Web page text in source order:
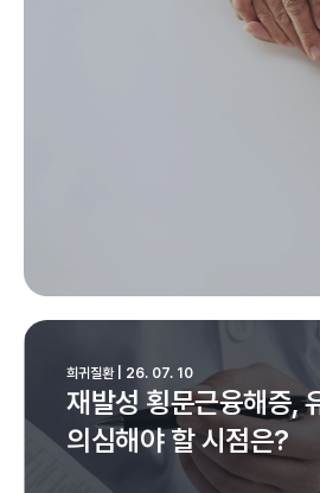
재발성 횡문근융해증,
의심해야 할 시점은?
희귀질환 | 26. 07. 10